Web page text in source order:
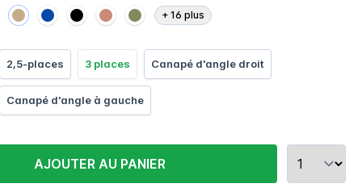
+16 plus
2,5-places 3 places Canapé d'angle droit
Canapé d'angle à gauche
AJOUTER AU PANIER